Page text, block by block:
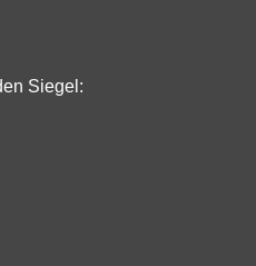
Siegel: